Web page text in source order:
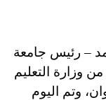
– رئيس جامعة
وزارة التعليم
وتم اليوم